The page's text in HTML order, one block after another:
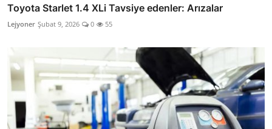
Toyota Starlet 1.4 XLi Tavsiye edenler: Arızalar
Lejyoner Şubat 9, 2026 0 55